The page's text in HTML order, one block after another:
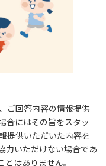
ご回答内容の情報提供
合にはその旨をスタッ
提供いただいた内容を
力いただけない場合であ
はありません。